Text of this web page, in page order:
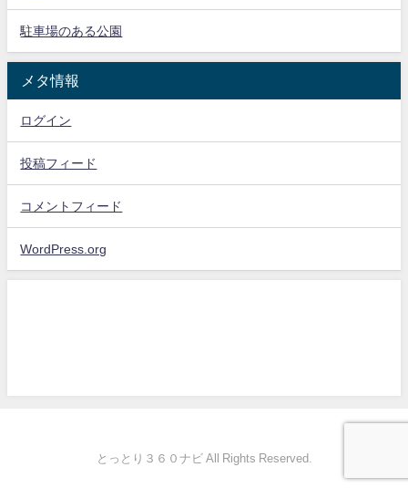
駐車場のある公園
メタ情報
ログイン
投稿フィード
コメントフィード
WordPress.org
とっとり３６０ナビ All Rights Reserved.